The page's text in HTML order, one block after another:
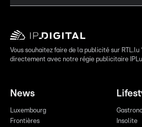
Vous souhaitez faire de la publicité sur
directement avec notre régie publicitaire
News
Luxembourg
Frontières
Insolite